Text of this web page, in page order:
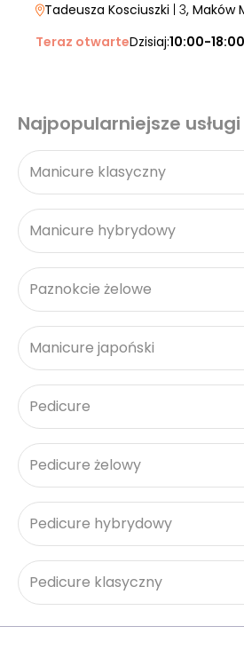
Tadeusza Kosciuszki | 3, Maków
Teraz otwarteDzisiaj:10:00-18:00
Najpopularniejsze usługi
Manicure klasyczny
Manicure hybrydowy
Paznokcie żelowe
Manicure japoński
Pedicure
Pedicure żelowy
Pedicure hybrydowy
Pedicure klasyczny